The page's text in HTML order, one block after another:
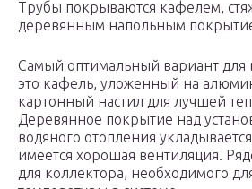
Трубы покрываются кафелем,
деревянным напольным
Самый оптимальный вариант для
это кафель, уложенный на
картонный настил для лучшей
Деревянное покрытие над
водяного отопления
имеется хорошая вентиляция.
для коллектора, необходимого